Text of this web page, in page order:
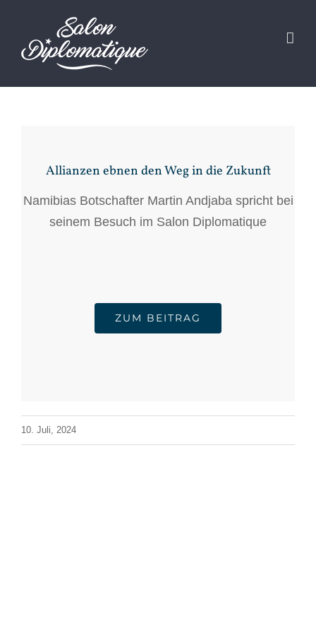
springen
Allianzen ebnen den Weg in die Zukunft
Namibias Botschafter Martin Andjaba spricht bei
seinem Besuch im Salon Diplomatique
ZUM BEITRAG
10. Juli, 2024